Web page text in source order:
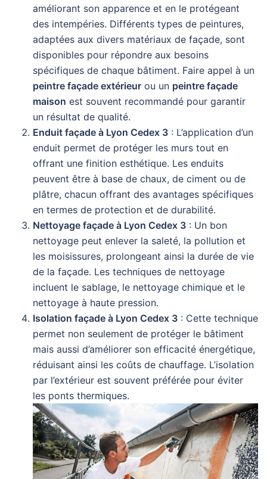
améliorant son apparence et en le protégeant
des intempéries. Différents types de peintures,
adaptées aux divers matériaux de façade, sont
disponibles pour répondre aux besoins
spécifiques de chaque bâtiment. Faire appel à un
peintre façade extérieur ou un peintre façade
maison est souvent recommandé pour garantir
un résultat de qualité.
Enduit façade à Lyon Cedex 3 : L’application d’un
enduit permet de protéger les murs tout en
offrant une finition esthétique. Les enduits
peuvent être à base de chaux, de ciment ou de
plâtre, chacun offrant des avantages spécifiques
en termes de protection et de durabilité.
Nettoyage façade à Lyon Cedex 3 : Un bon
nettoyage peut enlever la saleté, la pollution et
les moisissures, prolongeant ainsi la durée de vie
de la façade. Les techniques de nettoyage
incluent le sablage, le nettoyage chimique et le
nettoyage à haute pression.
Isolation façade à Lyon Cedex 3 : Cette technique
permet non seulement de protéger le bâtiment
mais aussi d’améliorer son efficacité énergétique,
réduisant ainsi les coûts de chauffage. L’isolation
par l’extérieur est souvent préférée pour éviter
les ponts thermiques.